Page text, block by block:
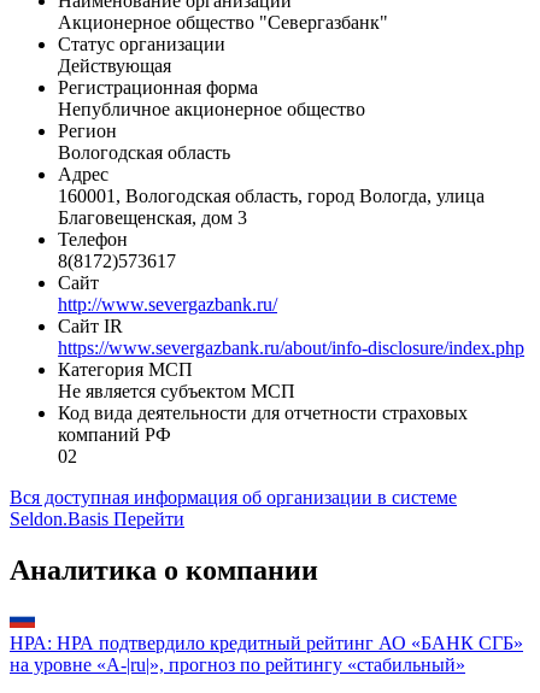
Акционерное общество "Севергазбанк"
Статус организации
Действующая
Регистрационная форма
Непубличное акционерное общество
Регион
Вологодская область
Адрес
160001, Вологодская область, город Вологда, улица
Благовещенская, дом 3
Телефон
8(8172)573617
Сайт
http://www.severgazbank.ru/
Сайт IR
https://www.severgazbank.ru/about/info-disclosure/index.php
Категория МСП
Не является субъектом МСП
Код вида деятельности для отчетности страховых
компаний РФ
02
Вся доступная информация об организации в системе
Seldon.Basis Перейти
Аналитика о компании
НРА: НРА подтвердило кредитный рейтинг АО «БАНК СГБ»
на уровне «A-|ru|», прогноз по рейтингу «стабильный»